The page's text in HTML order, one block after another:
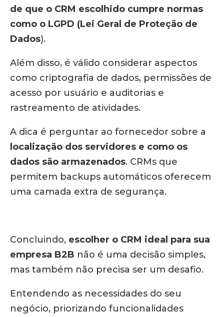
de que o CRM escolhido cumpre normas
como o LGPD (Lei Geral de Proteção de
Dados).
Além disso, é válido considerar aspectos
como criptografia de dados, permissões de
acesso por usuário e auditorias e
rastreamento de atividades.
A dica é perguntar ao fornecedor sobre a
localização dos servidores e como os
dados são armazenados. CRMs que
permitem backups automáticos oferecem
uma camada extra de segurança.
Concluindo, escolher o CRM ideal para sua
empresa B2B não é uma decisão simples,
mas também não precisa ser um desafio.
Entendendo as necessidades do seu
negócio, priorizando funcionalidades